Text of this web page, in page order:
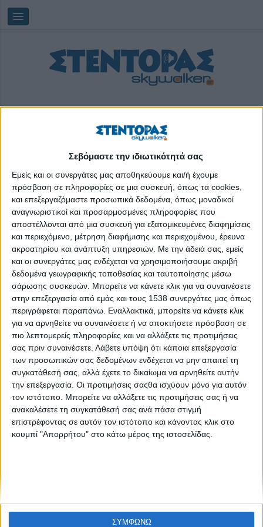
Σεβόμαστε την ιδιωτικότητά σας
Εμείς και οι συνεργάτες μας αποθηκεύουμε και/ή έχουμε
πρόσβαση σε πληροφορίες σε μια συσκευή, όπως τα cookies,
και επεξεργαζόμαστε προσωπικά δεδομένα, όπως μοναδικοί
αναγνωριστικοί και προσαρμοσμένες πληροφορίες που
αποστέλλονται από μια συσκευή για εξατομικευμένες διαφημίσεις
και περιεχόμενο, μέτρηση διαφήμισης και περιεχομένου, έρευνα
ακροατηρίου και ανάπτυξη υπηρεσιών. Με την άδειά σας, εμείς
και οι συνεργάτες μας ενδέχεται να χρησιμοποιήσουμε ακριβή
δεδομένα γεωγραφικής τοποθεσίας και ταυτοποίησης μέσω
σάρωσης συσκευών. Μπορείτε να κάνετε κλικ για να συναινέσετε
στην επεξεργασία από εμάς και τους 1538 συνεργάτες μας όπως
περιγράφεται παραπάνω. Εναλλακτικά, μπορείτε να κάνετε κλικ
για να αρνηθείτε να συναινέσετε ή να αποκτήσετε πρόσβαση σε
πιο λεπτομερείς πληροφορίες και να αλλάξετε τις προτιμήσεις
σας πριν συναινέσετε. Λάβετε υπόψη ότι κάποια επεξεργασία
των προσωπικών σας δεδομένων ενδέχεται να μην απαιτεί τη
συγκατάθεσή σας, αλλά έχετε το δικαίωμα να αρνηθείτε αυτήν
την επεξεργασία. Οι προτιμήσεις σαςθα ισχύουν μόνο για αυτόν
τον ιστότοπο. Μπορείτε να αλλάξετε τις προτιμήσεις σας ή να
ανακαλέσετε τη συγκατάθεσή σας ανά πάσα στιγμή
επιστρέφοντας σε αυτόν τον ιστότοπο και κάνοντας κλικ στο
κουμπί "Απορρήτου" στο κάτω μέρος της ιστοσελίδας.
ΣΥΜΦΩΝΩ
Saturday, 08/08/2026 21:01:32
πολλαπλό βιβλίο
Προχωρά η υλοποίηση του πολλαπλού βιβλίου για όλες
τις βαθμίδες της Εκπαίδευσης
None feed
CONNECT
NEWSLETTER